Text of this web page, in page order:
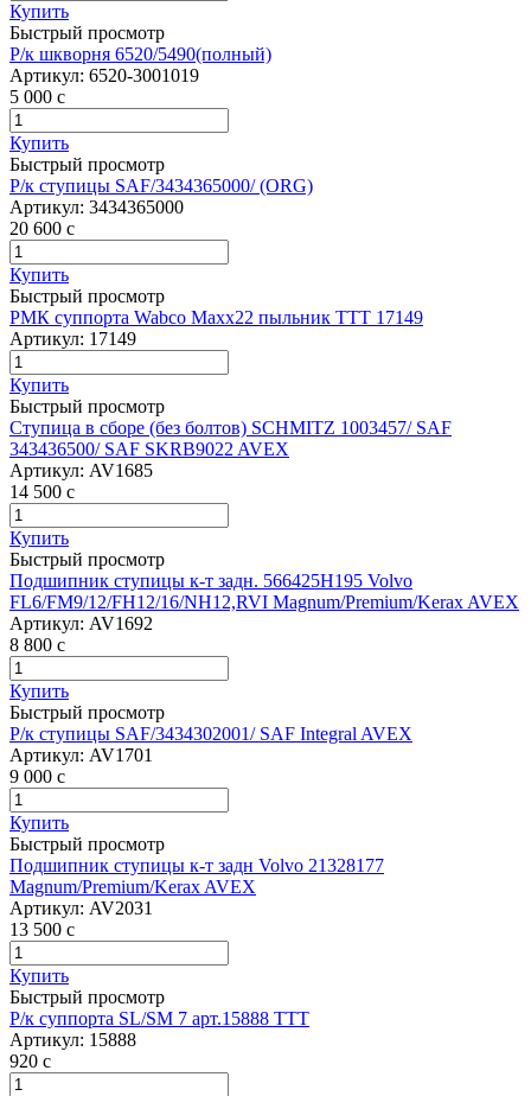
Купить
Быстрый просмотр
Р/к шкворня 6520/5490(полный)
Артикул: 6520-3001019
5 000 c
Купить
Быстрый просмотр
Р/к ступицы SAF/3434365000/ (ORG)
Артикул: 3434365000
20 600 c
Купить
Быстрый просмотр
РМК суппорта Wabco Maxx22 пыльник ТТТ 17149
Артикул: 17149
Купить
Быстрый просмотр
Ступица в сборе (без болтов) SCHMITZ 1003457/ SAF
343436500/ SAF SKRB9022 AVEX
Артикул: AV1685
14 500 c
Купить
Быстрый просмотр
Подшипник ступицы к-т задн. 566425H195 Volvo
FL6/FM9/12/FH12/16/NH12,RVI Magnum/Premium/Kerax AVEX
Артикул: AV1692
8 800 c
Купить
Быстрый просмотр
Р/к ступицы SAF/3434302001/ SAF Integral AVEX
Артикул: AV1701
9 000 c
Купить
Быстрый просмотр
Подшипник ступицы к-т задн Volvo 21328177
Magnum/Premium/Kerax AVEX
Артикул: AV2031
13 500 c
Купить
Быстрый просмотр
Р/к суппорта SL/SM 7 арт.15888 ТТТ
Артикул: 15888
920 c